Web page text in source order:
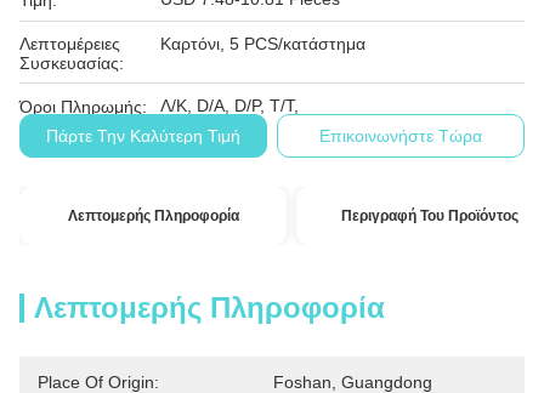
Λεπτομέρειες
Συσκευασίας:
Καρτόνι, 5 PCS/κατάστημα
Όροι Πληρωμής:
Λ/Κ, D/A, D/P, T/T,
Πάρτε Την Καλύτερη Τιμή
Επικοινωνήστε Τώρα
Λεπτομερής Πληροφορία Περιγραφή Του Προϊόντος
Λεπτομερής Πληροφορία
Place Of Origin: Foshan, Guangdong